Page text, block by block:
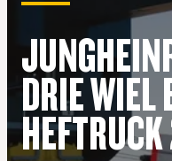
DRIE WIEL